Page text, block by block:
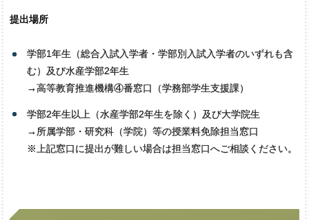
提出場所
学部1年生（総合入試入学者・学部別入試入学者のいずれも含
む）及び水産学部2年生
→高等教育推進機構④番窓口（学務部学生支援課）
学部2年生以上（水産学部2年生を除く）及び大学院生
→所属学部・研究科（学院）等の授業料免除担当窓口
※上記窓口に提出が難しい場合は担当窓口へご相談ください。